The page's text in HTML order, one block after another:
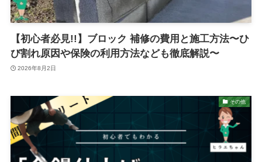
【初心者必見!!】ブロック 補修の費用と施工方法〜ひ
び割れ原因や保険の利用方法なども徹底解説〜
2026年8月2日
その他